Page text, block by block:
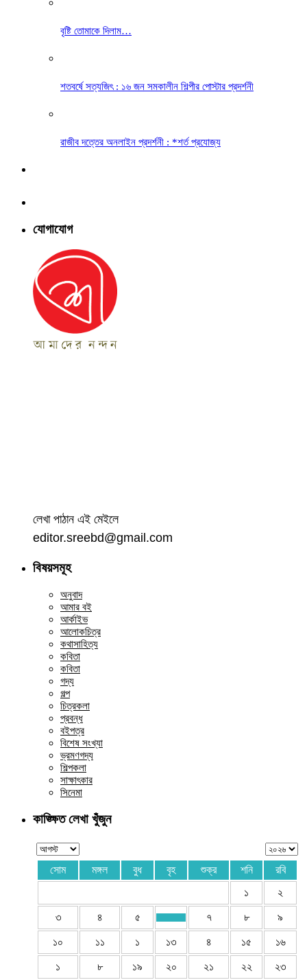
বৃষ্টি তোমাকে দিলাম…
শতবর্ষে সত্যজিৎ : ১৬ জন সমকালীন শিল্পীর পোস্টার প্রদর্শনী
রাজীব দত্তের অনলাইন প্রদর্শনী : *শর্ত প্রযোজ্য
যোগাযোগ
লেখা পাঠান এই মেইলে
editor.sreebd@gmail.com
বিষয়সমূহ
অনুবাদ
আমার বই
আর্কাইভ
আলোকচিত্র
কথাসাহিত্য
কবিতা
কবিতা
গদ্য
গল্প
চিত্রকলা
প্রবন্ধ
বইপত্র
বিশেষ সংখ্যা
ভ্রমণগদ্য
শিল্পকলা
সাক্ষাৎকার
সিনেমা
কাঙ্ক্ষিত লেখা খুঁজুন
সোম মঙ্গল বুধ বৃহ শুক্র শনি
রবি
১
২
৩ ৪ ৫ ৭ ৮ ৯
১০ ১১ ১ ১৩ ৪ ১৫ ১৬
১ ৮ ১৯ ২০ ২১ ২২ ২৩